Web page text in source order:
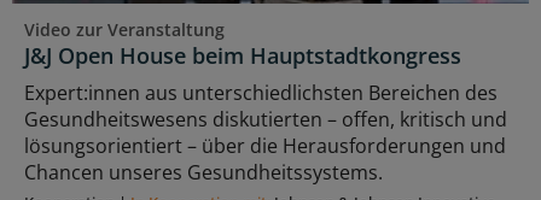
Video zur Veranstaltung
J&J Open House beim Hauptstadtkongress
Expert:innen aus unterschiedlichsten Bereichen des
Gesundheitswesens diskutierten – offen, kritisch und
lösungsorientiert – über die Herausforderungen und
Chancen unseres Gesundheitssystems.